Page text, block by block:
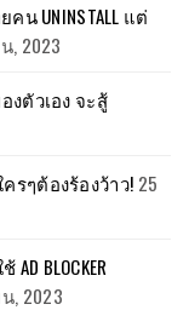
คน UNINSTALL แต่
, 2023
องตัวเอง จะสู้
ครๆต้องร้องว้าว! 25
BLOCKER
, 2023